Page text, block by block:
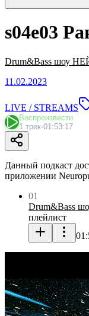
s04e03
Drum&Bass шоу
11.02.2023
LIVE / STREAMS
Воспроизвести
1 трек·01:53:17
Данный подкаст
приложении
01
Drum&Bass
плейлист